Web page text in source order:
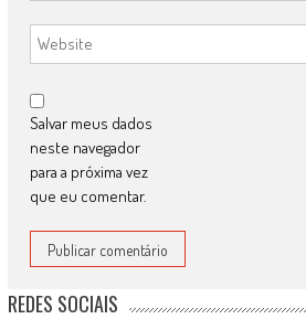
Salvar meus dados
neste navegador
para a próxima vez
que eu comentar.
REDES SOCIAIS